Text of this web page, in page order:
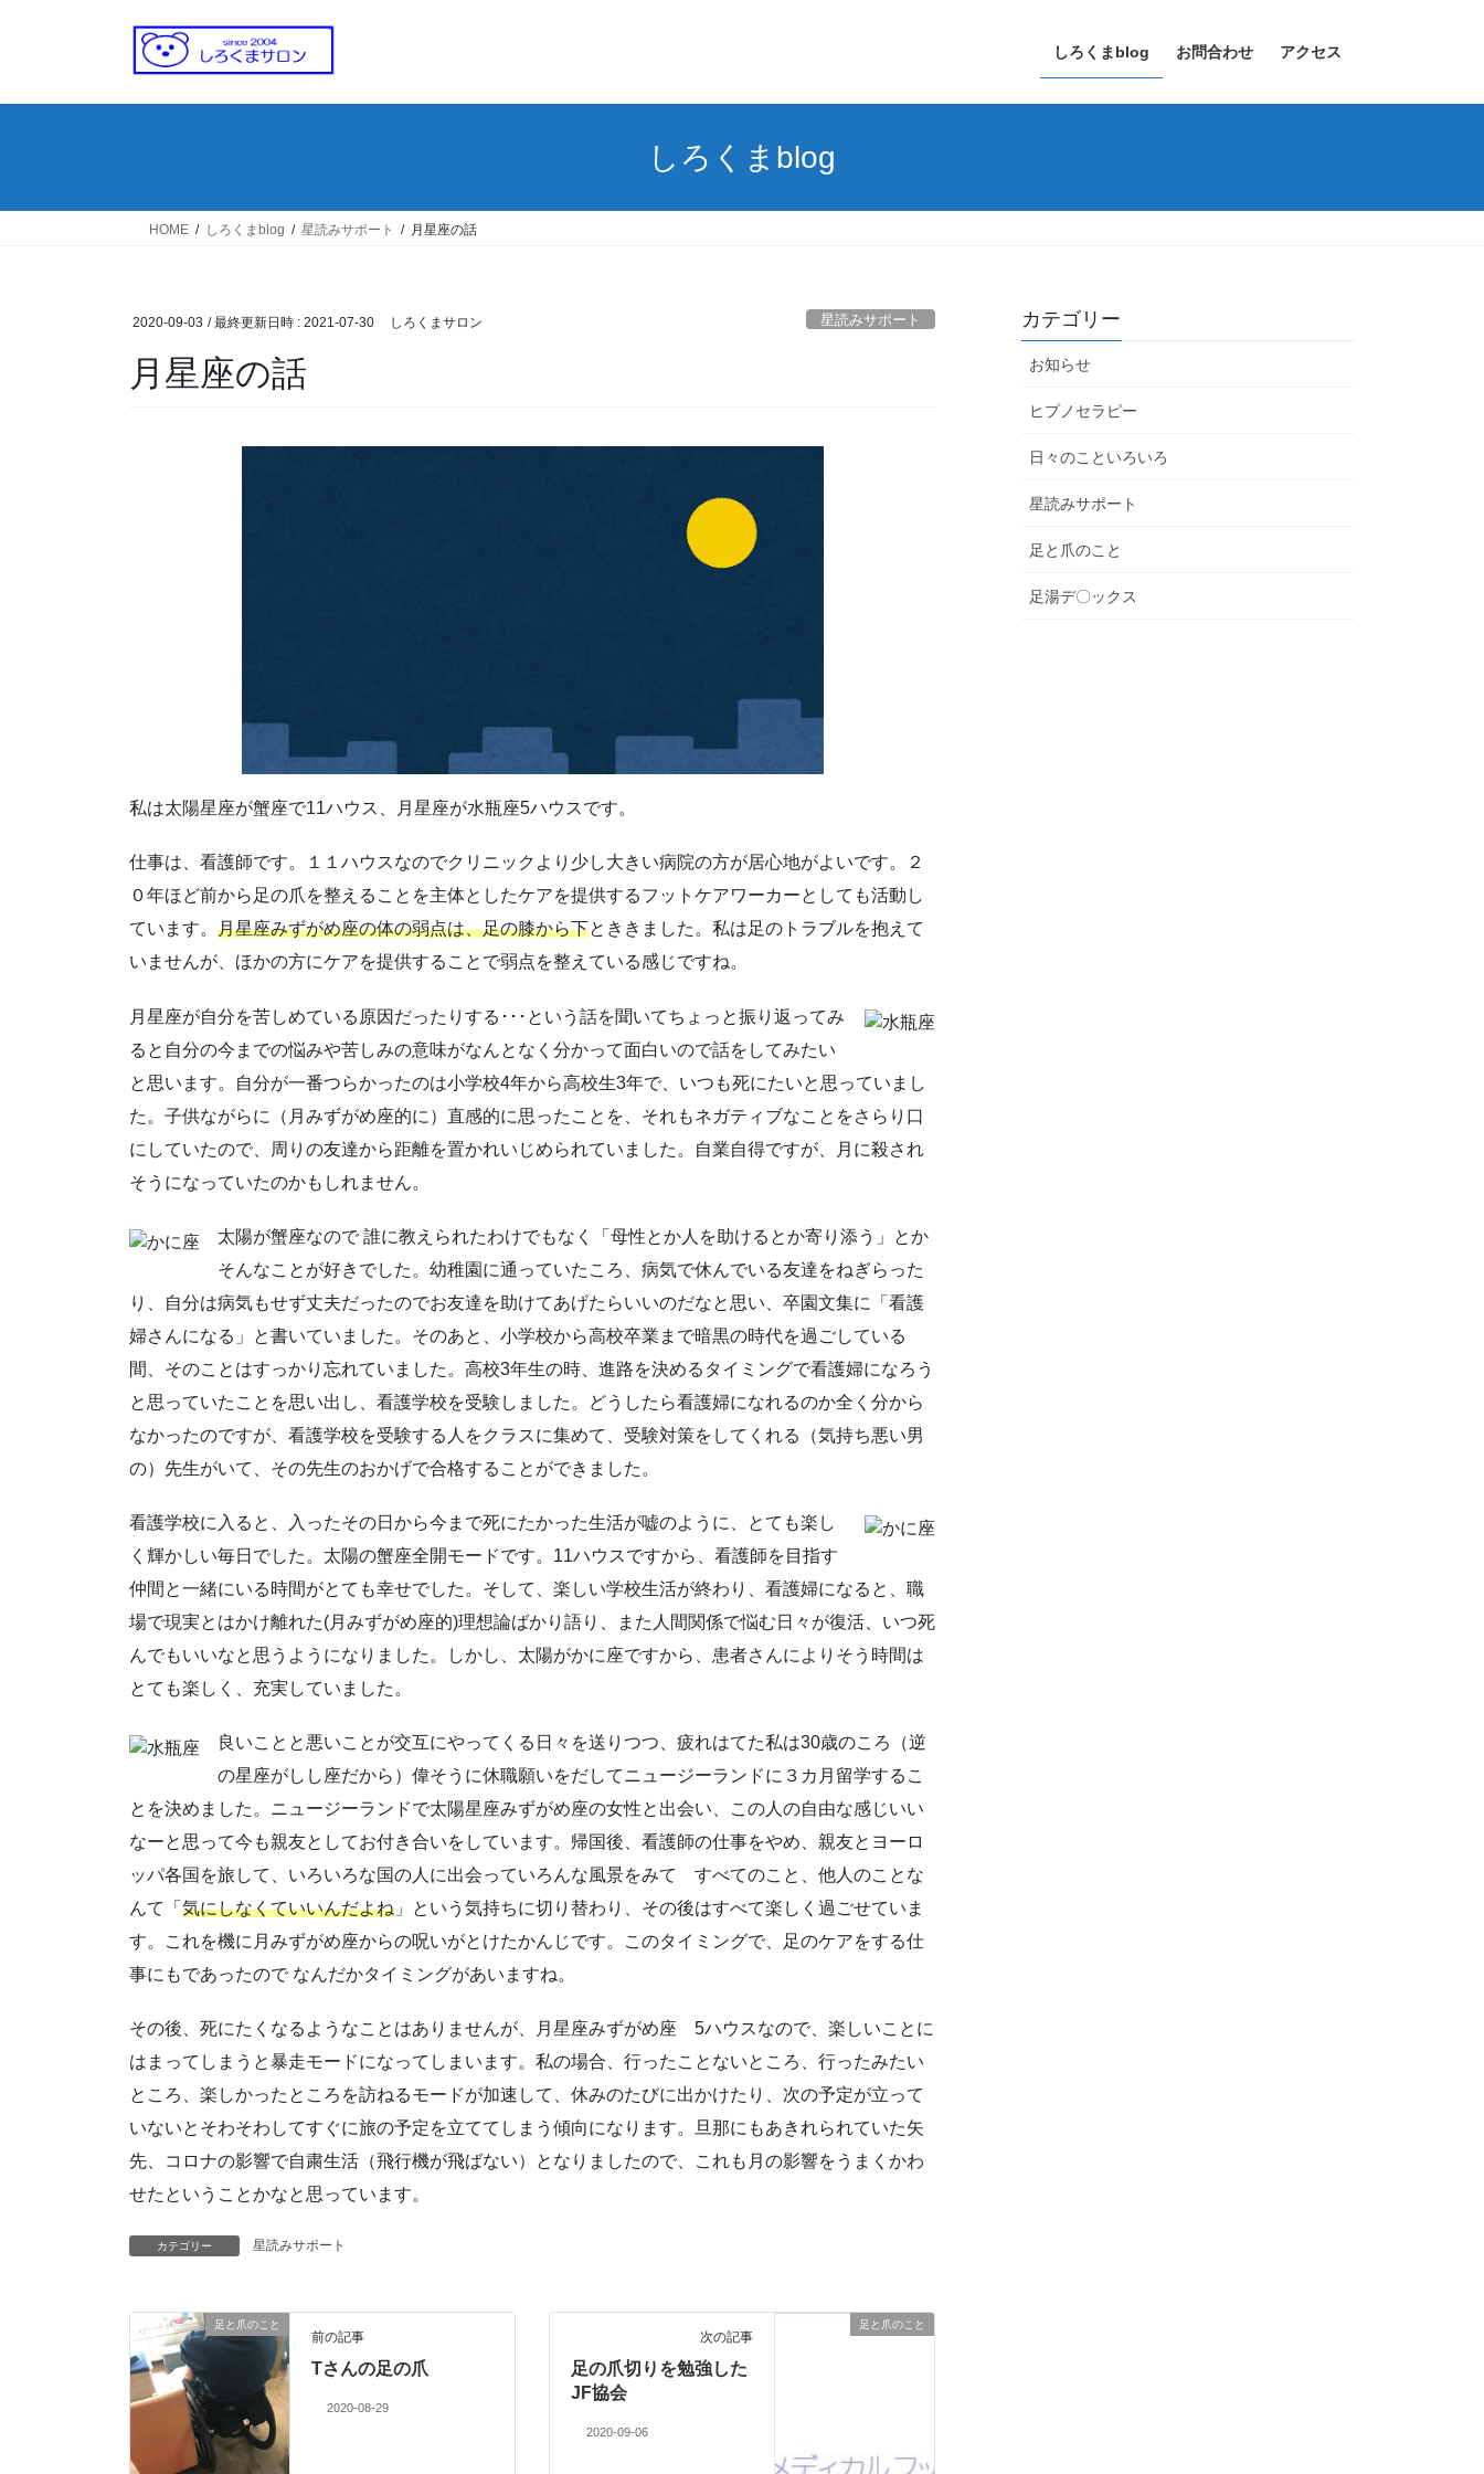
しろくまblog お問合わせ アクセス
しろくまblog
HOME しろくまblog 星読みサポート 月星座の話
2020-09-03 / 最終更新日時 : 2021-07-30 しろくまサロン 星読みサポート
月星座の話
私は太陽星座が蟹座で11ハウス、月星座が水瓶座5ハウスです。
仕事は、看護師です。１１ハウスなのでクリニックより少し大きい病院の方が居心地がよいです。２
０年ほど前から足の爪を整えることを主体としたケアを提供するフットケアワーカーとしても活動し
ています。 月星座みずがめ座の体の弱点は、足の膝から下とききました。私は足のトラブルを抱えて
いませんが、ほかの方にケアを提供することで弱点を整えている感じですね。
月星座が自分を苦しめている原因だったりする･･･という話を聞いてちょっと振り返ってみ
ると自分の今までの悩みや苦しみの意味がなんとなく分かって面白いので話をしてみたい
と思います。自分が一番つらかったのは小学校4年から高校生3年で、いつも死にたいと思っていまし
た。子供ながらに（月みずがめ座的に）直感的に思ったことを、それもネガティブなことをさらり口
にしていたので、周りの友達から距離を置かれいじめられていました。自業自得ですが、月に殺され
そうになっていたのかもしれません。
太陽が蟹座なので 誰に教えられたわけでもなく「母性とか人を助けるとか寄り添う」とか
そんなことが好きでした。幼稚園に通っていたころ、病気で休んでいる友達をねぎらった
り、自分は病気もせず丈夫だったのでお友達を助けてあげたらいいのだなと思い、卒園文集に「看護
婦さんになる」と書いていました。そのあと、小学校から高校卒業まで暗黒の時代を過ごしている
間、そのことはすっかり忘れていました。高校3年生の時、進路を決めるタイミングで看護婦になろう
と思っていたことを思い出し、看護学校を受験しました。どうしたら看護婦になれるのか全く分から
なかったのですが、看護学校を受験する人をクラスに集めて、受験対策をしてくれる（気持ち悪い男
の）先生がいて、その先生のおかげで合格することができました。
看護学校に入ると、入ったその日から今まで死にたかった生活が嘘のように、とても楽し
く輝かしい毎日でした。太陽の蟹座全開モードです。11ハウスですから、看護師を目指す
仲間と一緒にいる時間がとても幸せでした。そして、楽しい学校生活が終わり、看護婦になると、職
場で現実とはかけ離れた(月みずがめ座的)理想論ばかり語り、また人間関係で悩む日々が復活、いつ死
んでもいいなと思うようになりました。しかし、太陽がかに座ですから、患者さんによりそう時間は
とても楽しく、充実していました。
良いことと悪いことが交互にやってくる日々を送りつつ、疲れはてた私は30歳のころ（逆
の星座がしし座だから）偉そうに休職願いをだしてニュージーランドに３カ月留学するこ
とを決めました。ニュージーランドで太陽星座みずがめ座の女性と出会い、この人の自由な感じいい
なーと思って今も親友としてお付き合いをしています。帰国後、看護師の仕事をやめ、親友とヨーロ
ッパ各国を旅して、いろいろな国の人に出会っていろんな風景をみて すべてのこと、他人のことな
んて「 気にしなくていいんだよね 」という気持ちに切り替わり、その後はすべて楽しく過ごせていま
す。これを機に月みずがめ座からの呪いがとけたかんじです。このタイミングで、足のケアをする仕
事にもであったので なんだかタイミングがあいますね。
その後、死にたくなるようなことはありませんが、月星座みずがめ座 5ハウスなので、楽しいことに
はまってしまうと暴走モードになってしまいます。私の場合、行ったことないところ、行ったみたい
ところ、楽しかったところを訪ねるモードが加速して、休みのたびに出かけたり、次の予定が立って
いないとそわそわしてすぐに旅の予定を立ててしまう傾向になります。旦那にもあきれられていた矢
先、コロナの影響で自粛生活（飛行機が飛ばない）となりましたので、これも月の影響をうまくかわ
せたということかなと思っています。
カテゴリー 星読みサポート
足と爪のこと
前の記事
Tさんの足の爪
2020-08-29
足と爪のこと
次の記事
足の爪切りを勉強した
JF協会
2020-09-06
カテゴリー
お知らせ
ヒプノセラピー
日々のこといろいろ
星読みサポート
足と爪のこと
足湯デ〇ックス